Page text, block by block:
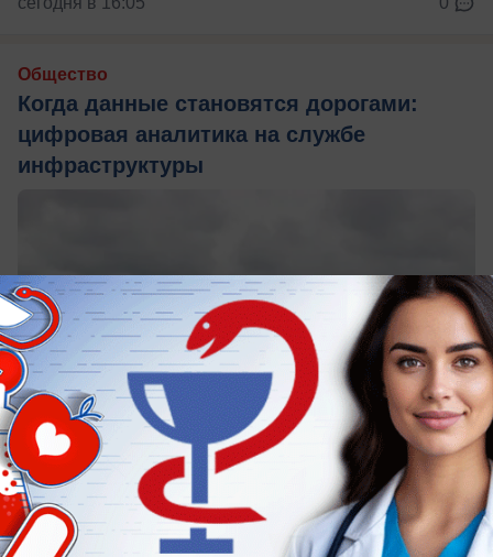
Общество
Когда данные становятся дорогами:
цифровая аналитика на службе
инфраструктуры
сегодня в 15:35 0